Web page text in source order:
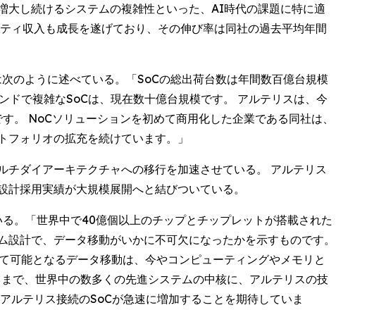
し続けるシステムの複雑性といった、AI時代の課題に特に適
ィ収入も成長を遂げており、その伸び率は同社の過去平均年間
ように述べている。「SoCの総出荷台数は年間数百億台規模
で複雑なSoCは、現在数十億台規模です。 アルテリスは、今
NoCソリューションを初めて商用化した企業である同社は、
ォリオの拡充を続けています。」
ダイアーキテクチャへの移行を加速させている。 アルテリス
採用実績が大規模展開へと結びついている。
。「世界中で40億個以上のチップとチップレットが搭載された
計で、データ移動がいかに不可欠になったかを示すものです。
能となるデータ移動は、今やコンピューティングやメモリと
で、世界中の数多くの先進システムの中核に、アルテリスの技
ルテリス接続のSoCが急速に増加することを期待していま